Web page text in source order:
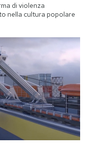
di violenza
nella cultura popolare